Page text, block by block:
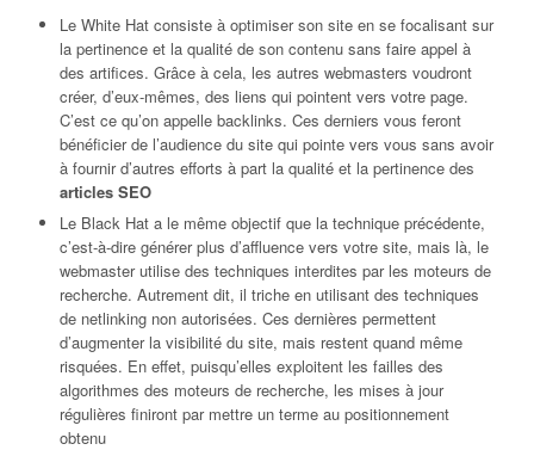
Le White Hat consiste à optimiser son site en se focalisant sur
la pertinence et la qualité de son contenu sans faire appel à
des artifices. Grâce à cela, les autres webmasters voudront
créer, d’eux-mêmes, des liens qui pointent vers votre page.
C’est ce qu’on appelle backlinks. Ces derniers vous feront
bénéficier de l’audience du site qui pointe vers vous sans avoir
à fournir d’autres efforts à part la qualité et la pertinence des
articles SEO
Le Black Hat a le même objectif que la technique précédente,
c’est-à-dire générer plus d’affluence vers votre site, mais là, le
webmaster utilise des techniques interdites par les moteurs de
recherche. Autrement dit, il triche en utilisant des techniques
de netlinking non autorisées. Ces dernières permettent
d’augmenter la visibilité du site, mais restent quand même
risquées. En effet, puisqu’elles exploitent les failles des
algorithmes des moteurs de recherche, les mises à jour
régulières finiront par mettre un terme au positionnement
obtenu